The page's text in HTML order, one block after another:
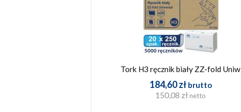
Tork H3 ręcznik biały ZZ-fold Uniw
184,60 zł brutto
150,08 zł netto